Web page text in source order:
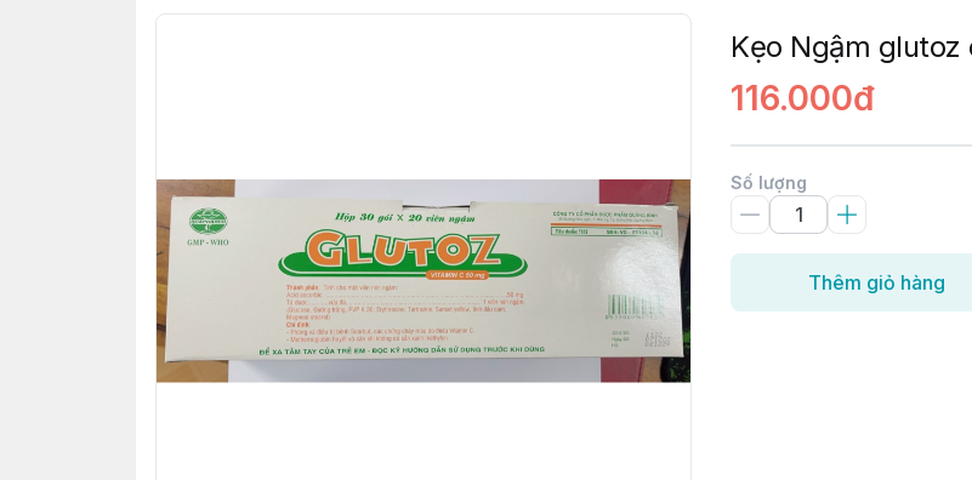
Kẹo Ngậm
116.000đ
Số lượng
Thêm giỏ hàng